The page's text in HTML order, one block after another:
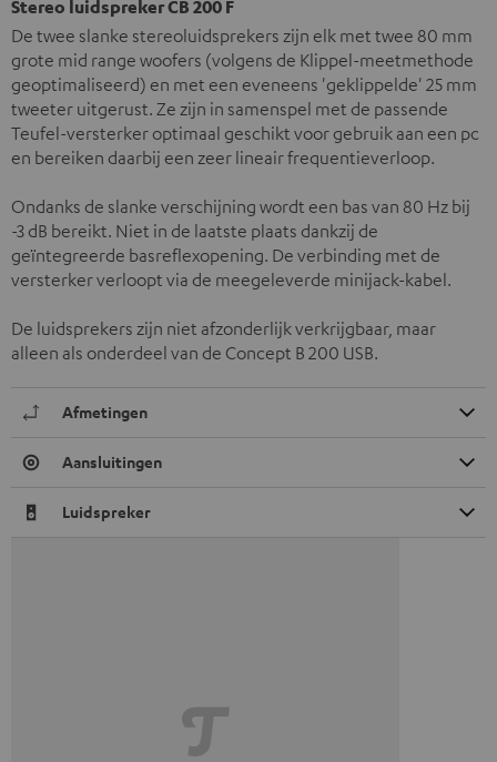
Stereo luidspreker CB 200 F
De twee slanke stereoluidsprekers zijn elk met twee 80 mm
grote mid range woofers (volgens de Klippel-meetmethode
geoptimaliseerd) en met een eveneens 'geklippelde' 25 mm
tweeter uitgerust. Ze zijn in samenspel met de passende
Teufel-versterker optimaal geschikt voor gebruik aan een pc
en bereiken daarbij een zeer lineair frequentieverloop.
Ondanks de slanke verschijning wordt een bas van 80 Hz bij
-3 dB bereikt. Niet in de laatste plaats dankzij de
geïntegreerde basreflexopening. De verbinding met de
versterker verloopt via de meegeleverde minijack-kabel.
De luidsprekers zijn niet afzonderlijk verkrijgbaar, maar
alleen als onderdeel van de Concept B 200 USB.
Afmetingen
Aansluitingen
Luidspreker